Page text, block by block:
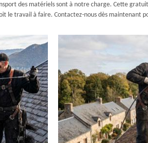
des matériels sont à notre charge. Cette
le travail à faire. Contactez-nous dès maintenant